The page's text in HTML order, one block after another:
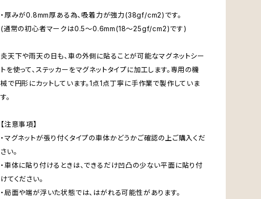
・厚みが0.8mm厚ある為、吸着力が強力(38gf/cm2)です。
(通常の初心者マークは0.5～0.6mm(18～25gf/cm2)です)
炎天下や雨天の日も、車の外側に貼ることが可能なマグネットシー
トを使って、ステッカーをマグネットタイプに加工します。専用の機
械で円形にカットしています。1点1点丁寧に手作業で製作していま
す。
【注意事項】
・マグネットが張り付くタイプの車体かどうかご確認の上ご購入くだ
さい。
・車体に貼り付けるときは、できるだけ凹凸の少ない平面に貼り付
けてください。
・局面や端が浮いた状態では、はがれる可能性があります。